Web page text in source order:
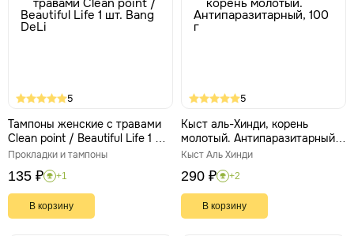
5
Тампоны женские с травами
Clean point / Beautiful Life 1 шт.
Bang DeLi
Прокладки и тампоны
135 ₽ +1
В корзину
5
Кыст аль-Хинди, корень
молотый. Антипаразитарный,
100 г
Кыст Аль Хинди
290 ₽ +2
В корзину